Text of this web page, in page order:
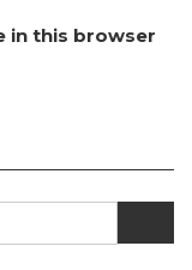
in this browser